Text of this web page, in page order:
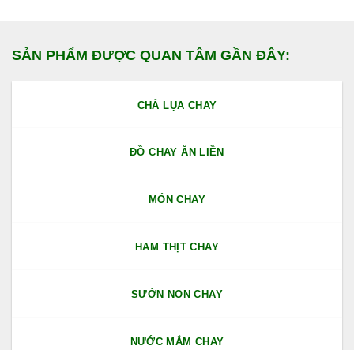
SẢN PHẨM ĐƯỢC QUAN TÂM GẦN ĐÂY:
CHẢ LỤA CHAY
ĐỒ CHAY ĂN LIỀN
MÓN CHAY
HAM THỊT CHAY
SƯỜN NON CHAY
NƯỚC MẮM CHAY